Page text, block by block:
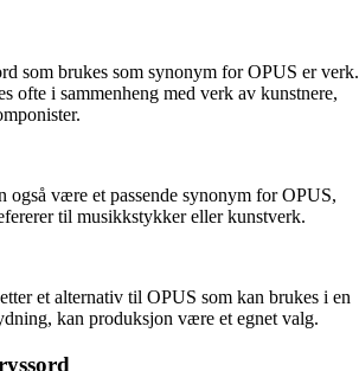
som brukes som synonym for OPUS er verk.
ofte i sammenheng med verk av kunstnere,
også være et passende synonym for OPUS,
til musikkstykker eller kunstverk.
et alternativ til OPUS som kan brukes i en
kan produksjon være et egnet valg.